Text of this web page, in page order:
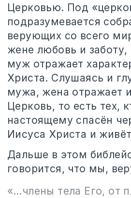
Церковью. Под
подразумевается
верующих со всего
жене любовь и
муж отражает
Христа. Слушаясь и
мужа, жена отражает
Церковь, то есть тех,
настоящему спасён
Иисуса Христа и
Дальше в этом
говорится, что мы,
«…члены тела Его, от